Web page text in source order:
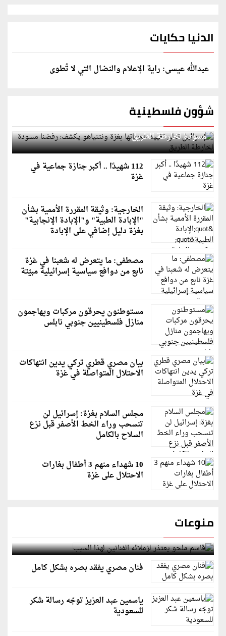
الدنيا حكايات
عبدالله عيسى: راية الإعلام والنضال التي لا تُطوى
شؤون فلسطينية
إسرائيل تعلن تقييد هجماتها بغزة ونتنياهو يكشف: رفضنا
مسودة لخارطة الطريق
112 شهيدًا .. أكبر جنازة جماعية في
غزة
الخارجية: وثيقة المقررة الأممية بشأن
"الإبادة الطبية" و"الإبادة الإنجابية"
بغزة دليل إضافي على الإبادة
مصطفى: ما يتعرض له شعبنا في غزة
نابع من دوافع سياسية إسرائيلية مبيّتة
مستوطنون يحرقون مركبات ويهاجمون
منازل فلسطينيين جنوبي نابلس
بيان مصري قطري تركي يدين انتهاكات
الاحتلال المتواصلة في غزة
مجلس السلام بغزة: إسرائيل لن
تنسحب وراء الخط الأصفر قبل نزع
السلاح بالكامل
10 شهداء منهم 3 أطفال بغارات
الاحتلال على غزة
منوعات
قاسم ملحو يعتذر لزملائه الفنانين لهذا السبب
فنان مصري يفقد بصره بشكل كامل
ياسمين عبد العزيز توجّه رسالة شكر
للسعودية